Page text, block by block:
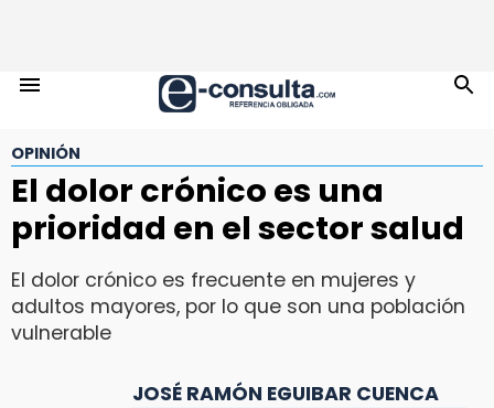
OPINIÓN
El dolor crónico es una
prioridad en el sector salud
El dolor crónico es frecuente en mujeres y
adultos mayores, por lo que son una población
vulnerable
JOSÉ RAMÓN EGUIBAR CUENCA